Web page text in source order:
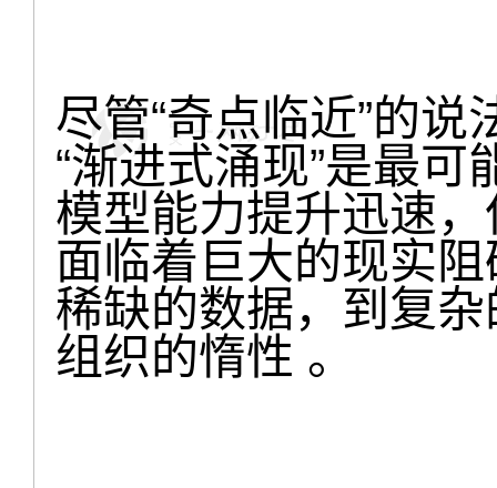
尽管“奇点临近”的
“渐进式涌现”是最
模型能力提升迅速
面临着巨大的现实
稀缺的数据，到复
组织的惰性 。